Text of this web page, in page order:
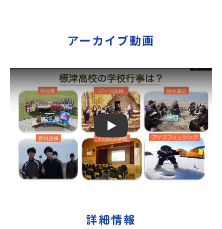
法人地域・教育魅力化プラットフォーム＞「意志ある若者に
あふれる持続可能な地域・社会をつくる」というビジョンを
越えて生徒一人ひとりの夢や価値観に合った地域・学校で1〜
3年間過ごすことができるシステム「地域みらい留学」をはじ
めとした、教育事業や地域活性モデルをつくり続けていま
す。名 称：一般財団法人地域・教育魅力化プラットフォー
ム設 立：2017年3月代表者：岩本 悠所在地：〒690-0842
島根県松江市東本町二丁目25-6 みらいBASE2階 その他所在
地公式HP：http://c-platform.or.jp/お問い合わせ先担当：
小川・小原E-mail：info@miratabi.jp「おためし地域留学
体験」のプログラム開催情報を公式LINEにて配信中！ぜひご
登録ください♪地域みらい留学公式LINE
アーカイブ動画
Play
詳細情報